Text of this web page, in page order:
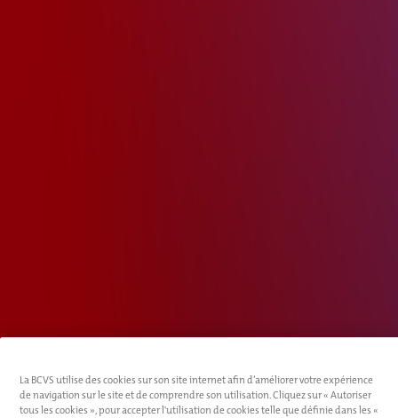
La BCVS utilise des cookies sur son site internet afin d’améliorer votre expérience
de navigation sur le site et de comprendre son utilisation. Cliquez sur « Autoriser
tous les cookies », pour accepter l'utilisation de cookies telle que définie dans les «